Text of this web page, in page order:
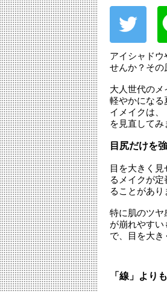
アイシャド
せんか？その
大人世代の
軽やかになる
イメイクは
を見直してみ
目尻だけを
目を大きく
るメイクが
ることがあり
特に肌のツヤ
が崩れやす
で、目を大き
「線」より